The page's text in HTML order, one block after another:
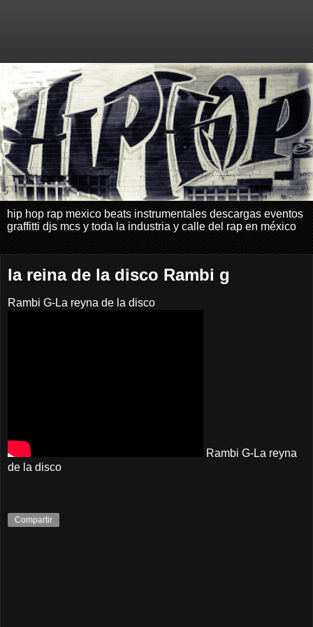
hip hop rap mexico beats instrumentales descargas eventos
graffitti djs mcs y toda la industria y calle del rap en méxico
la reina de la disco Rambi g
Rambi G-La reyna de la disco
Rambi G-La reyna
de la disco
Compartir